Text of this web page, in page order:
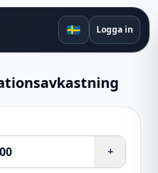
🇸🇪 Logga in
+